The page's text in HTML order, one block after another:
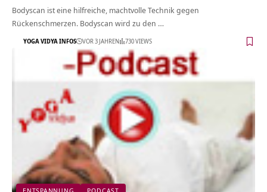
Bodyscan ist eine hilfreiche, machtvolle Technik gegen
Rückenschmerzen. Bodyscan wird zu den …
YOGA VIDYA INFOS VOR 3 JAHREN 730 VIEWS